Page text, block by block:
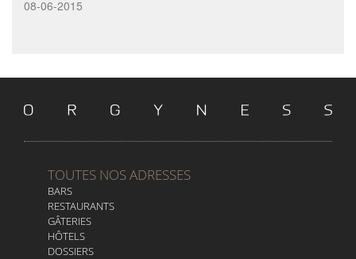
08-06-2015
TOUTES NOS ADRESSES
BARS
RESTAURANTS
GÂTERIES
HÔTELS
DOSSIERS